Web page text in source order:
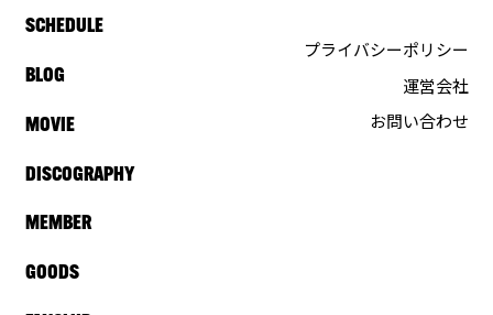
SCHEDULE
BLOG
MOVIE
DISCOGRAPHY
MEMBER
GOODS
プライバシーポリシー
運営会社
お問い合わせ